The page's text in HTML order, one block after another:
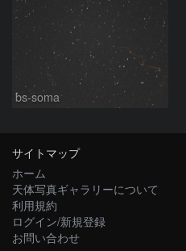
bs-soma
サイトマップ
ホーム
天体写真ギャラリーについて
利用規約
ログイン/新規登録
お問い合わせ